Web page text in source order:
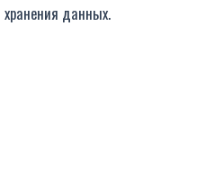
хранения данных.